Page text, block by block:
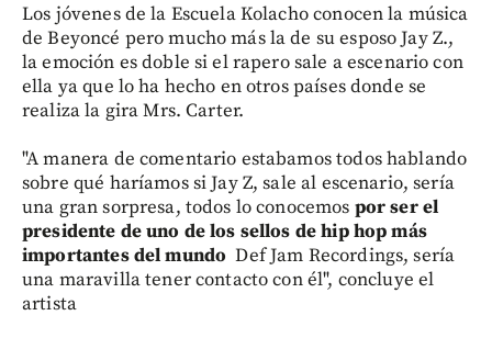
Los jóvenes de la Escuela Kolacho conocen la música
de Beyoncé pero mucho más la de su esposo Jay Z.,
la emoción es doble si el rapero sale a escenario con
ella ya que lo ha hecho en otros países donde se
realiza la gira Mrs. Carter.
"A manera de comentario estabamos todos hablando
sobre qué haríamos si Jay Z, sale al escenario, sería
una gran sorpresa, todos lo conocemos por ser el
presidente de uno de los sellos de hip hop más
importantes del mundo Def Jam Recordings, sería
una maravilla tener contacto con él", concluye el
artista